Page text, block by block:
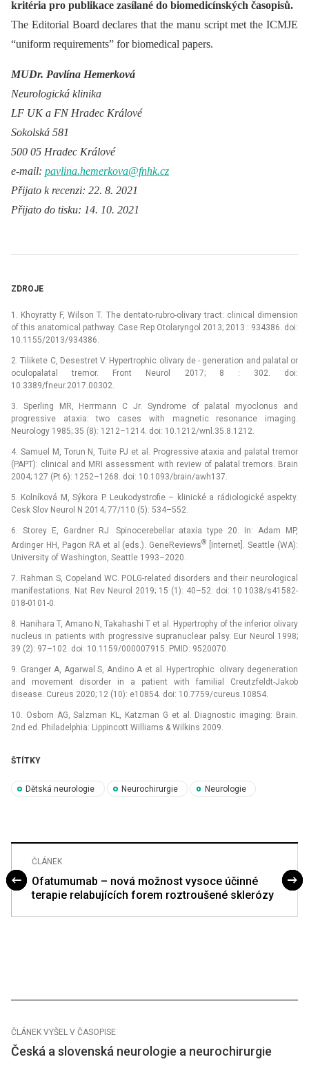
kritéria pro publikace zasílané do biomedicínských časopisů.
The Editorial Board declares that the manu script met the ICMJE
“uniform requirements” for biomedical papers.
MUDr. Pavlína Hemerková
Neurologická klinika
LF UK a FN Hradec Králové
Sokolská 581
500 05 Hradec Králové
e-mail: pavlina.hemerkova@fnhk.cz
Přijato k recenzi: 22. 8. 2021
Přijato do tisku: 14. 10. 2021
ZDROJE
1. Khoyratty F, Wilson T. The dentato-rubro-olivary tract: clinical dimension
of this anatomical pathway. Case Rep Otolaryngol 2013; 2013 : 934386. doi:
10.1155/2013/934386.
2. Tilikete C, Desestret V. Hypertrophic olivary de -⁠ generation and palatal or
oculopalatal tremor. Front Neurol 2017; 8 : 302. doi:
10.3389/fneur.2017.00302.
3. Sperling MR, Herrmann C Jr. Syndrome of palatal myoclonus and
progressive ataxia: two cases with magnetic resonance imaging.
Neurology 1985; 35 (8): 1212–1214. doi: 10.1212/wnl.35.8.1212.
4. Samuel M, Torun N, Tuite PJ et al. Progressive ataxia and palatal tremor
(PAPT): clinical and MRI assessment with review of palatal tremors. Brain
2004; 127 (Pt 6): 1252–1268. doi: 10.1093/brain/awh137.
5. Kolníková M, Sýkora P. Leukodystrofie –⁠ klinické a rádiologické aspekty.
Cesk Slov Neurol N 2014; 77/110 (5): 534–552.
6. Storey E, Gardner RJ. Spinocerebellar ataxia type 20. In: Adam MP,
Ardinger HH, Pagon RA et al (eds.). GeneReviews®
[Internet]. Seattle (WA):
University of Washington, Seattle 1993–2020.
7. Rahman S, Copeland WC. POLG-related disorders and their neurological
manifestations. Nat Rev Neurol 2019; 15 (1): 40–52. doi: 10.1038/s41582-
018-0101-0.
8. Hanihara T, Amano N, Takahashi T et al. Hypertrophy of the inferior olivary
nucleus in patients with progressive supranuclear palsy. Eur Neurol 1998;
39 (2): 97–102. doi: 10.1159/000007915. PMID: 9520070.
9. Granger A, Agarwal S, Andino A et al. Hypertrophic olivary degeneration
and movement disorder in a patient with familial Creutzfeldt-Jakob
disease. Cureus 2020; 12 (10): e10854. doi: 10.7759/cureus.10854.
10. Osborn AG, Salzman KL, Katzman G et al. Dia­gnostic imaging: Brain.
2nd ed. Philadelphia: Lippincott Williams & Wilkins 2009.
ŠTÍTKY
Dětská neurologie Neurochirurgie Neurologie
ČLÁNEK
Ofatumumab – nová možnost vysoce účinné
terapie relabujících forem roztroušené sklerózy
ČLÁNEK VYŠEL V ČASOPISE
Česká a slovenská neurologie a neurochirurgie